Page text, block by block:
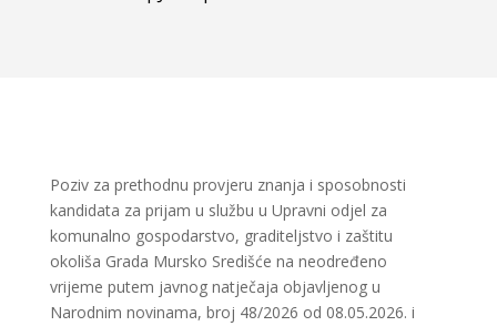
Poziv za prethodnu provjeru znanja i sposobnosti
kandidata za prijam u službu u Upravni odjel za
komunalno gospodarstvo, graditeljstvo i zaštitu
okoliša Grada Mursko Središće na neodređeno
vrijeme putem javnog natječaja objavljenog u
Narodnim novinama, broj 48/2026 od 08.05.2026. i